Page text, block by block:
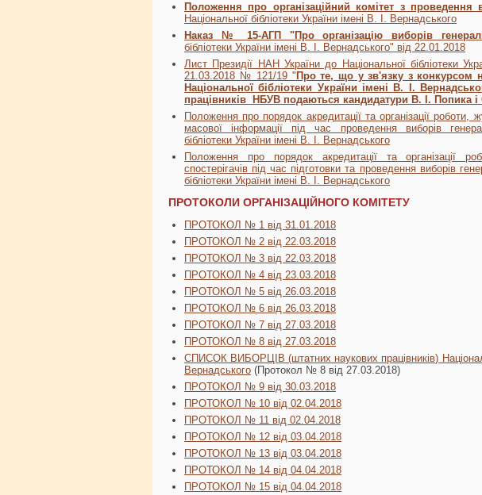
Положення про організаційний комітет з проведення
Національної бібліотеки України імені В. І. Вернадського
Наказ № 15-АГП "Про організацію виборів
бібліотеки України імені В. І. Вернадського" від 22.01.2018
Лист Президії НАН України до Національної бібліотеки
21.03.2018 № 121/19 " Про те, що у зв'язку з конкурсом
Національної бібліотеки України імені В. І.
працівників НБУВ подаються кандидатури В. І. Попика
Положення про порядок акредитації та організації роботи,
масової інформації під час проведення виборів
бібліотеки України імені В. І. Вернадського
Положення про порядок акредитації та організації
спостерігачів під час підготовки та проведення виборів
бібліотеки України імені В. І. Вернадського
ПРОТОКОЛИ ОРГАНІЗАЦІЙНОГО КОМІТЕТУ
ПРОТОКО‎Л № 1 від 31.01.2018
ПРОТОКОЛ № 2 від 22.03.2018
ПРОТОКОЛ № 3 від 22.03.2018
ПРОТОКОЛ № 4 від 23.03.2018
ПРОТОКОЛ № 5 від 26.03.2018
ПРОТОКОЛ № 6 від 26.03.2018
ПРОТОКОЛ № 7 від 27.03.2018
ПРОТОКОЛ № 8 від 27.03.2018
СПИСОК ВИБОРЦІВ (штатних наукових працівників)
Вернадського (Протокол № 8 від 27.03.2018)
ПРОТОКОЛ № 9 від 30.03.2018
ПРОТОКОЛ № 10 від 02.04.2018
ПРОТОКОЛ № 11 від 02.04.2018
ПРОТОКОЛ № 12 від 03.04.2018
ПРОТОКОЛ № 13 від 03.04.2018
ПРОТОКОЛ № 14 від 04.04.2018
ПРОТОКОЛ № 15 від 04.04.2018